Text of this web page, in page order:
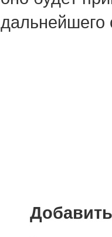
дальнейшего